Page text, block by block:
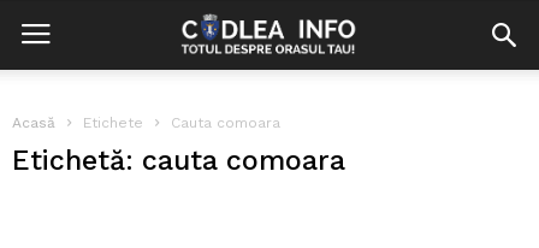
Acasă Etichete Cauta comoara
Etichetă: cauta comoara